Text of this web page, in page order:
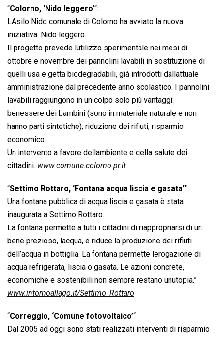
“Colorno, ‘Nido leggero’“:
LAsilo Nido comunale di Colorno ha avviato la nuova
iniziativa: Nido leggero.
Il progetto prevede lutilizzo sperimentale nei mesi di
ottobre e novembre dei pannolini lavabili in sostituzione di
quelli usa e getta biodegradabili, già introdotti dallattuale
amministrazione dal precedente anno scolastico. I pannolini
lavabili raggiungono in un colpo solo più vantaggi:
benessere dei bambini (sono in materiale naturale e non
hanno parti sintetiche); riduzione dei rifiuti; risparmio
economico.
Un intervento a favore dellambiente e della salute dei
cittadini. www.comune.colorno.pr.it
“Settimo Rottaro, ‘Fontana acqua liscia e gasata’“
Una fontana pubblica di acqua liscia e gasata è stata
inaugurata a Settimo Rottaro.
La fontana permette a tutti i cittadini di riappropriarsi di un
bene prezioso, lacqua, e riduce la produzione dei rifiuti
dell’acqua in bottiglia. La fontana permette lerogazione di
acqua refrigerata, liscia o gasata. Le azioni concrete,
economiche e sostenibili non sempre restano unutopia.”
www.intornoallago.it/Settimo_Rottaro
“Correggio, ‘Comune fotovoltaico’“
Dal 2005 ad oggi sono stati realizzati interventi di risparmio